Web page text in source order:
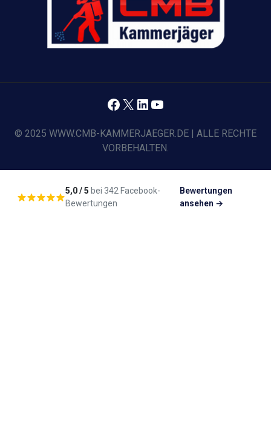
© 2025 WWW.CMB-KAMMERJAEGER.DE | ALLE RECHTE
VORBEHALTEN.
Facebook
X LinkedIn
YouTube
5,0 / 5 bei 342 Facebook-
Bewertungen
Bewertungen
ansehen →